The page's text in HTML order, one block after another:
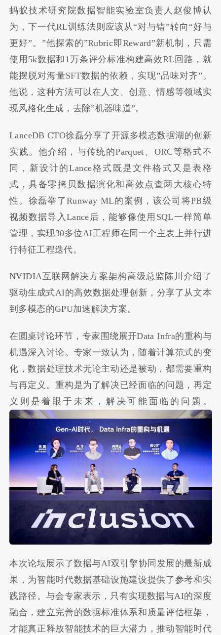
蚂蚁技术研究院数据智能实验室负责人赵俊博认
为，下一代RL训练法则应该从“对与错”转向“好与
更好”。”他探索的”Rubric即Reward”新机制，只需
使用5k数据和1万条评分标准构建高效RL回路，就
能摆脱对海量SFT数据的依赖，实现”品味对齐”。
他说，这种方法可以在人文、创意、情感等领域实
现风格化生成，去除”机器味道”。
LanceDB CTO徐磊分享了开源多模态数据湖的创新
实践。他介绍，与传统的Parquet、ORC等格式不
同，新设计的Lance格式既是文件格式又是表格
式，具备零拷贝数据演化和高效点查两大核心特
性。徐磊举了Runway ML的案例，该公司将PB级
视频数据导入Lance后，能够像使用SQL一样简单
管理，实现30多位AI工程师在同一个主表上并行进
行特征工程迭代。
NVIDIA互联网解决方案架构高级总监陈川介绍了
驱动生成式AI的高效数据处理创新，分享了从文本
到多模态的GPU加速解决方案。
在圆桌讨论环节，专家围绕展开Data Infra的重构与
机遇深入讨论。专家一致认为，随着计算范式的变
化，数据处理技术无论主动还是被动，都需要重构
与再定义。重构是为了解决已经面临的问题，再定
义则是着眼于未来，解决可能面临的问题。
本次论坛展示了数据与AI双引擎协同发展的最新成
果，为智能时代数据基础设施建设提供了参考和实
践路径。与会专家表示，只有实现数据与AI的深度
融合，建立完善的数据标准体系和质量评估框架，
才能真正释放智能技术的巨大潜力，推动智能时代